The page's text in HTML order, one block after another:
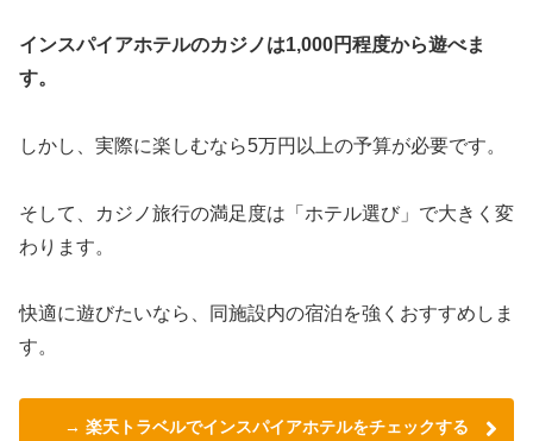
インスパイアホテルのカジノは1,000円程度から遊べま
す。
しかし、実際に楽しむなら5万円以上の予算が必要です。
そして、カジノ旅行の満足度は「ホテル選び」で大きく変
わります。
快適に遊びたいなら、同施設内の宿泊を強くおすすめしま
す。
→ 楽天トラベルでインスパイアホテルをチェックする